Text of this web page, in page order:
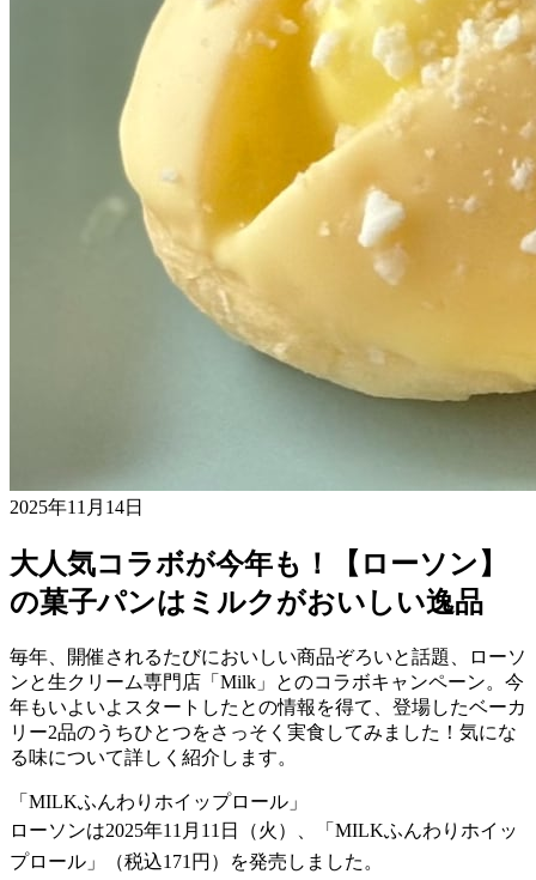
2025年11月14日
大人気コラボが今年も！【ローソン】
の菓子パンはミルクがおいしい逸品
毎年、開催されるたびにおいしい商品ぞろいと話題、ローソ
ンと生クリーム専門店「Milk」とのコラボキャンペーン。今
年もいよいよスタートしたとの情報を得て、登場したベーカ
リー2品のうちひとつをさっそく実食してみました！気にな
る味について詳しく紹介します。
「MILKふんわりホイップロール」
ローソンは2025年11月11日（火）、「MILKふんわりホイッ
プロール」（税込171円）を発売しました。